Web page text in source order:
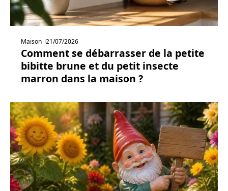
Maison 21/07/2026
Comment se débarrasser de la petite
bibitte brune et du petit insecte
marron dans la maison ?